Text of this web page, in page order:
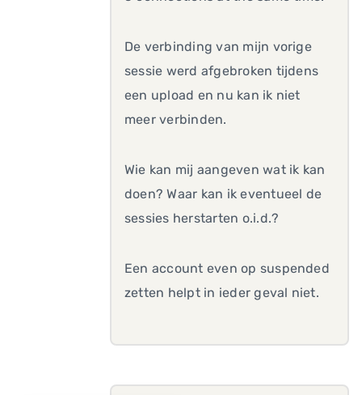
De verbinding van mijn vorige
sessie werd afgebroken tijdens
een upload en nu kan ik niet
meer verbinden.
Wie kan mij aangeven wat ik kan
doen? Waar kan ik eventueel de
sessies herstarten o.i.d.?
Een account even op suspended
zetten helpt in ieder geval niet.